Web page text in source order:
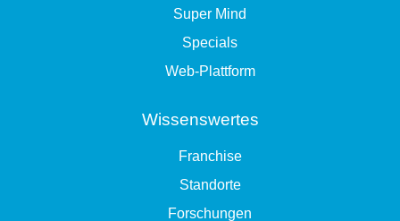
Super Mind
Specials
Web-Plattform
Wissenswertes
Franchise
Standorte
Forschungen